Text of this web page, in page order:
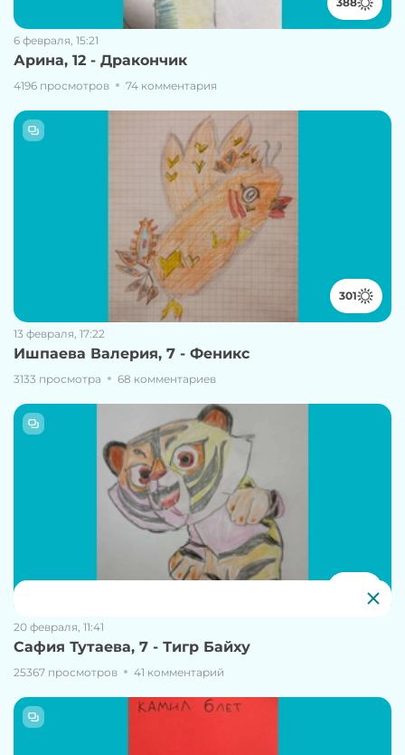
6 февраля, 15:21
Арина, 12 - Дракончик
4196 просмотров 74 комментария
301
13 февраля, 17:22
Ишпаева Валерия, 7 - Феникс
3133 просмотра 68 комментариев
20 февраля, 11:41
Сафия Тутаева, 7 - Тигр Байху
25367 просмотров 41 комментарий